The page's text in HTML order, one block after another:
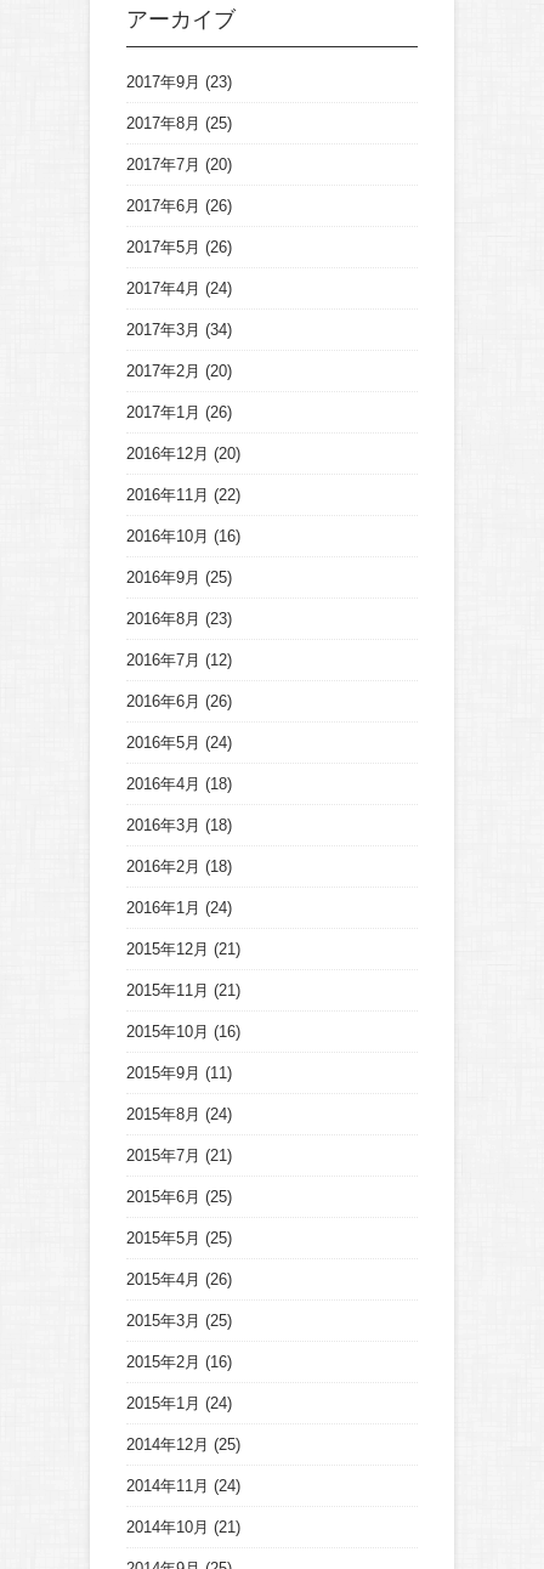
アーカイブ
2017年9月 (23)
2017年8月 (25)
2017年7月 (20)
2017年6月 (26)
2017年5月 (26)
2017年4月 (24)
2017年3月 (34)
2017年2月 (20)
2017年1月 (26)
2016年12月 (20)
2016年11月 (22)
2016年10月 (16)
2016年9月 (25)
2016年8月 (23)
2016年7月 (12)
2016年6月 (26)
2016年5月 (24)
2016年4月 (18)
2016年3月 (18)
2016年2月 (18)
2016年1月 (24)
2015年12月 (21)
2015年11月 (21)
2015年10月 (16)
2015年9月 (11)
2015年8月 (24)
2015年7月 (21)
2015年6月 (25)
2015年5月 (25)
2015年4月 (26)
2015年3月 (25)
2015年2月 (16)
2015年1月 (24)
2014年12月 (25)
2014年11月 (24)
2014年10月 (21)